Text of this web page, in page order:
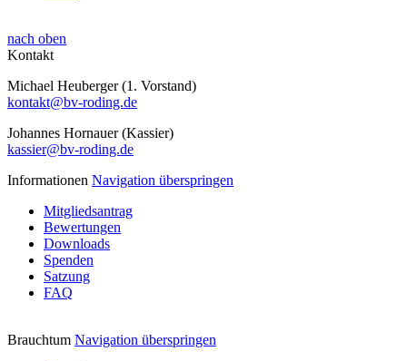
nach oben
Kontakt
Michael Heuberger (1. Vorstand)
kontakt@bv-roding.de
Johannes Hornauer (Kassier)
kassier@bv-roding.de
Informationen Navigation überspringen
Mitgliedsantrag
Bewertungen
Downloads
Spenden
Satzung
FAQ
Brauchtum Navigation überspringen